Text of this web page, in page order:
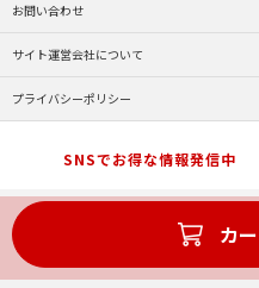
カ
お問い合わせ
サイト運営会社について
プライバシーポリシー
SNSでお得な情報発信中